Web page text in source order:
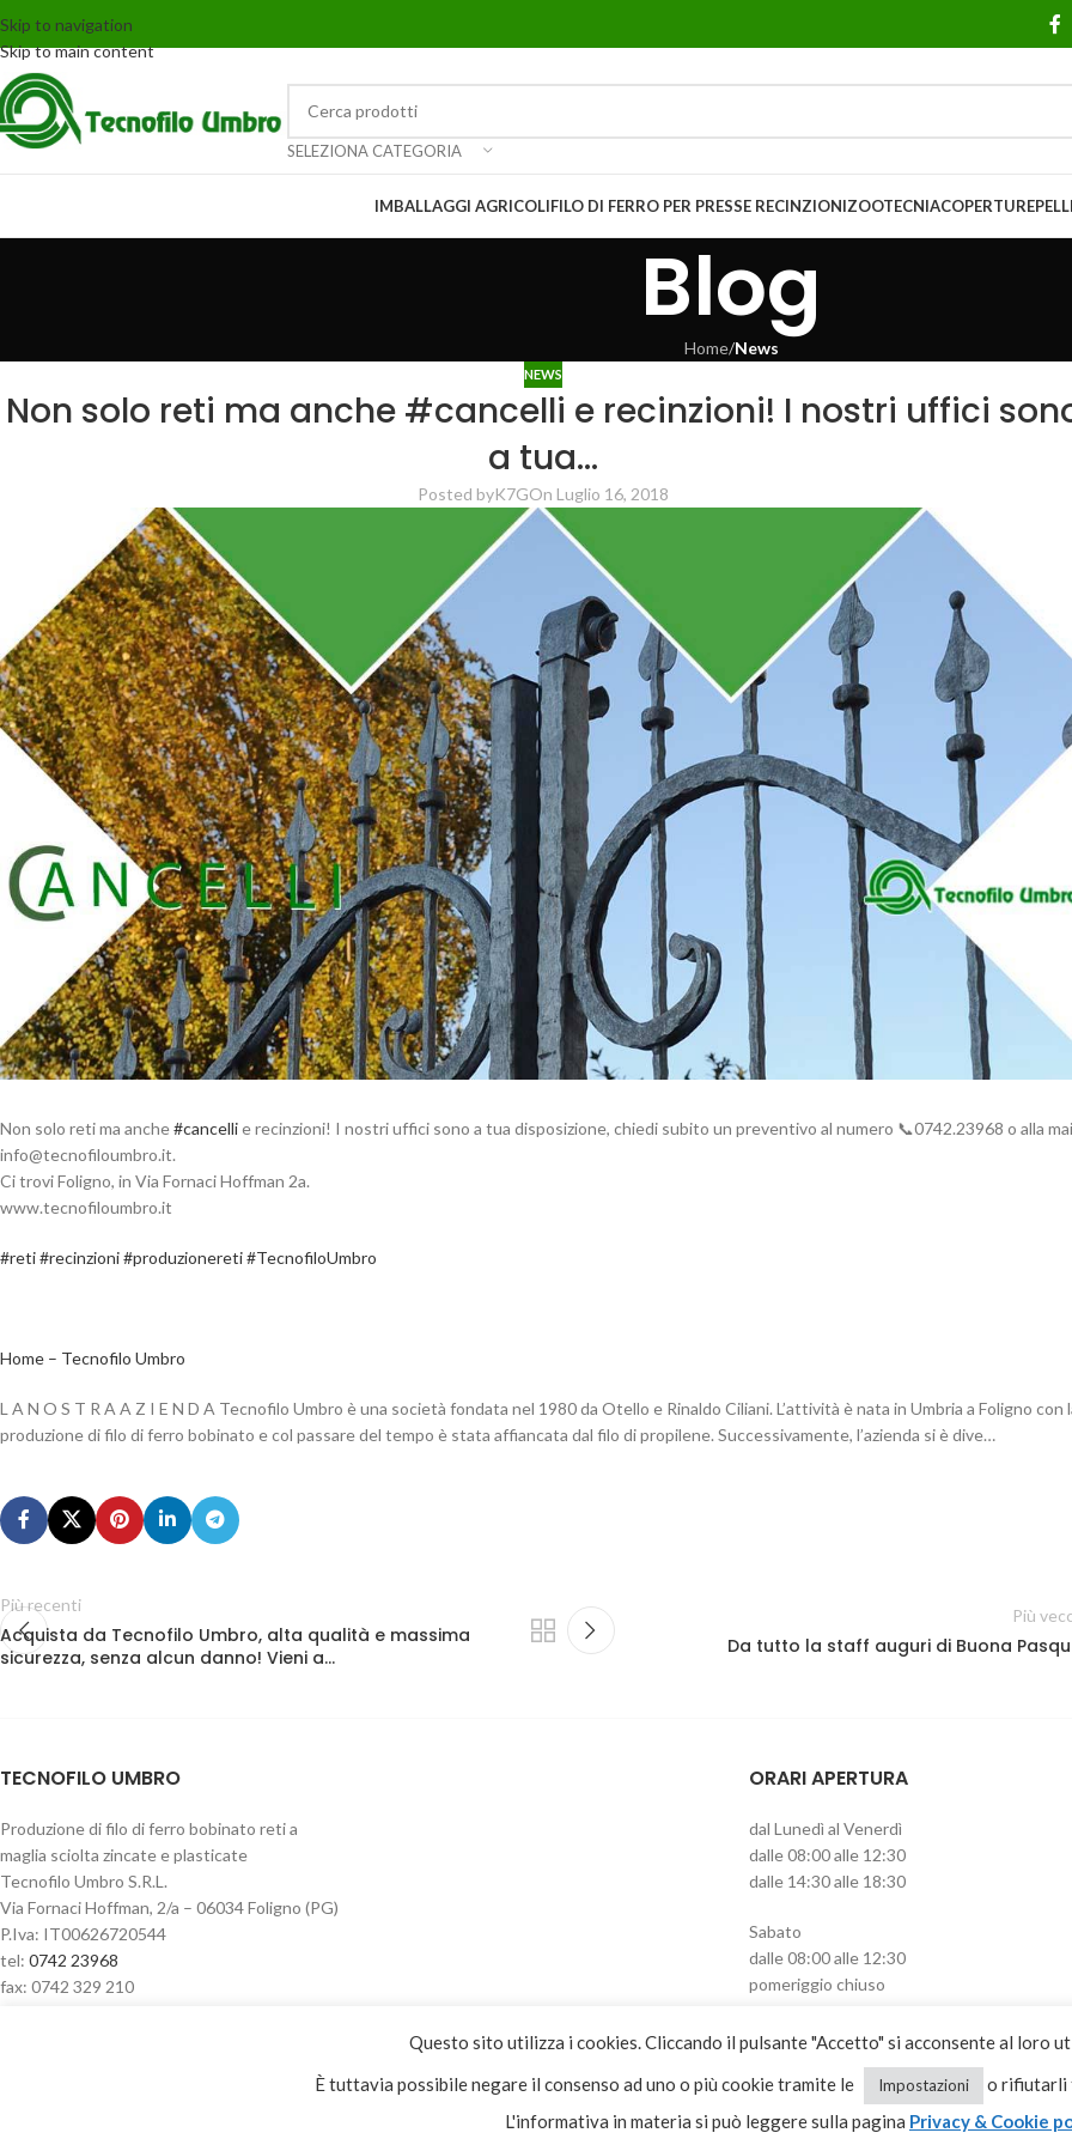
Skip to navigation
Skip to main content
SELEZIONA CATEGORIA
IMBALLAGGI AGRICOLIFILO DI FERRO PER PRESSE RECINZIONIZOOTECNIACOPERTURE
Blog
Home/News
NEWS
Non solo reti ma anche #cancelli e recinzioni! I nostri uffici
a tua…
Posted byK7GOn Luglio 16, 2018
Non solo reti ma anche#cancellie recinzioni! I nostri uffici sono a tua disposizione, chiedi subito un preventivo al numero 📞0742.23968 o alla
ti.orbmuolifoncet
@ofni
.
Ci trovi Foligno, in Via Fornaci Hoffman 2a.
www.tecnofiloumbro.it
#reti#recinzioni#produzionereti#TecnofiloUmbro
Home – Tecnofilo Umbro
L A N O S T R A A Z I E N D A Tecnofilo Umbro è una società fondata nel 1980 da Otello e Rinaldo Ciliani. L’attività è nata in Umbria a Foligno con
produzione di filo di ferro bobinato e col passare del tempo è stata affiancata dal filo di propilene. Successivamente, l’azienda si è dive…
Più recenti
Acquista da Tecnofilo Umbro, alta qualità e massima
sicurezza, senza alcun danno! Vieni a…
Più
Da tutto la staff auguri di Buona
TECNOFILO UMBRO
Produzione di filo di ferro bobinato reti a
maglia sciolta zincate e plasticate
Tecnofilo Umbro S.R.L.
Via Fornaci Hoffman, 2/a – 06034 Foligno (PG)
P.Iva: IT00626720544
tel: 0742 23968
fax: 0742 329 210
ORARI APERTURA
dal Lunedì al Venerdì
dalle 08:00 alle 12:30
dalle 14:30 alle 18:30
Sabato
dalle 08:00 alle 12:30
pomeriggio chiuso
Questo sito utilizza i cookies. Cliccando il pulsante "Accetto" si acconsente al loro
È tuttavia possibile negare il consenso ad uno o più cookie tramite le
Impostazioni
o rifiutarli
L'informativa in materia si può leggere sulla pagina Privacy & Cookie